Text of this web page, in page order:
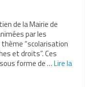
de la Mairie de
par les
“scolarisation
et droits”. Ces
forme de …Lire la